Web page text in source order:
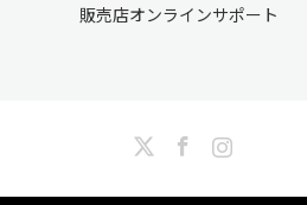
販売店オンラインサポート
Instagram